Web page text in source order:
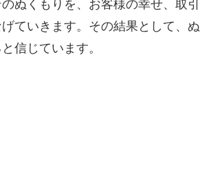
ぬくもりを、お客様の幸せ、取引
ていきます。その結果として、ぬ
信じています。